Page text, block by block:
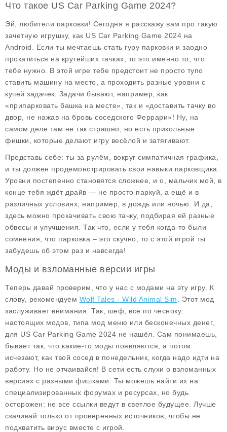
Что такое US Car Parking Game 2024?
Эй, любители парковки! Сегодня я расскажу вам про такую
зачетную игрушку, как US Car Parking Game 2024 на
Android. Если ты мечтаешь стать гуру парковки и заодно
прокатиться на крутейших тачках, то это именно то, что
тебе нужно. В этой игре тебе предстоит не просто тупо
ставить машину на место, а проходить разные уровни с
кучей задачек. Задачи бывают, например, как
«припарковать башка на месте», так и «доставить тачку во
двор, не нажав на бровь соседского Феррари»! Ну, на
самом деле там не так страшно, но есть прикольные
фишки, которые делают игру весёлой и затягивают.
Представь себе: ты за рулём, вокруг симпатичная графика,
и ты должен продемонстрировать свои навыки парковщика.
Уровни постепенно становятся сложнее, и о, мальчик мой, в
конце тебя ждёт драйв — не просто паркуй, а ещё и в
различных условиях, например, в дождь или ночью. И да,
здесь можно прокачивать свою тачку, подбирая ей разные
обвесы и улучшения. Так что, если у тебя когда-то были
сомнения, что парковка – это скучно, то с этой игрой ты
забудешь об этом раз и навсегда!
Моды и взломанные версии игры
Теперь давай проверим, что у нас с модами на эту игру. К
слову, рекомендуем Wolf Tales - Wild Animal Sim . Этот мод
заслуживает внимания. Так, шеф, все по чесноку:
настоящих модов, типа мод меню или бесконечных денег
для US Car Parking Game 2024 не нашёл. Сам понимаешь,
бывает так, что какие-то моды появляются, а потом
исчезают, как твой сосед в понедельник, когда надо идти на
работу. Но не отчаивайся! В сети есть слухи о взломанных
версиях с разными фишками. Ты можешь найти их на
специализированных форумах и ресурсах, но будь
осторожен: не все ссылки ведут в светлое будущее. Лучше
скачивай только от проверенных источников, чтобы не
подхватить вирус вместе с игрой.